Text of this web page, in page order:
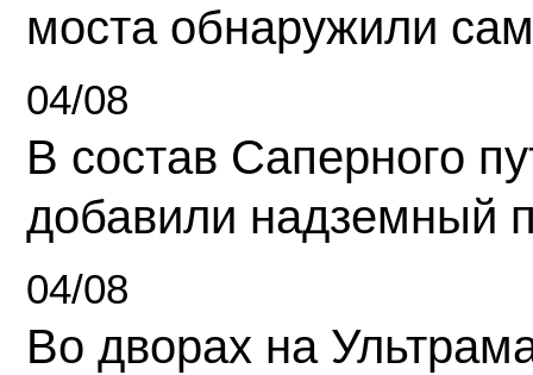
моста обнаружили
04/08
В состав Саперного
добавили надземный
04/08
Во дворах на